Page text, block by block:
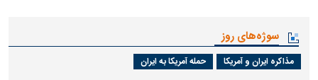
سوژه‌های روز
مذاکره ایران و آمریکا حمله آمریکا به ایران